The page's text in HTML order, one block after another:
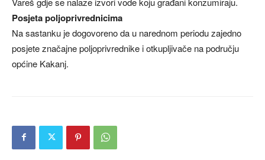
Posjeta poljoprivrednicima
Na sastanku je dogovoreno da u narednom periodu zajedno
posjete značajne poljoprivrednike i otkupljivače na području
općine Kakanj.